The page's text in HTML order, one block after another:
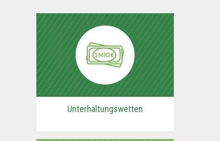
Unterhaltungswetten